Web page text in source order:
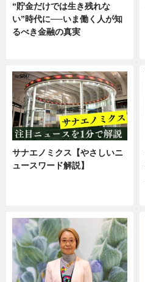
“貯金だけでは生き残れな
い”時代に──いま働く人が知
るべき金融の真実
サナエノミクス【やさしいニ
ュースワード解説】